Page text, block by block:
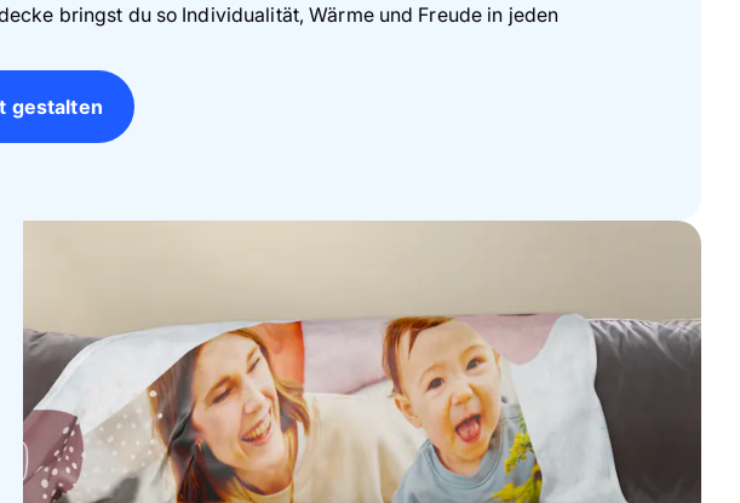
bringst du so Individualität, Wärme und Freude in jeden
gestalten